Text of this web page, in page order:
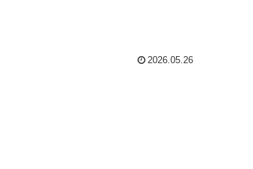
2026.05.26